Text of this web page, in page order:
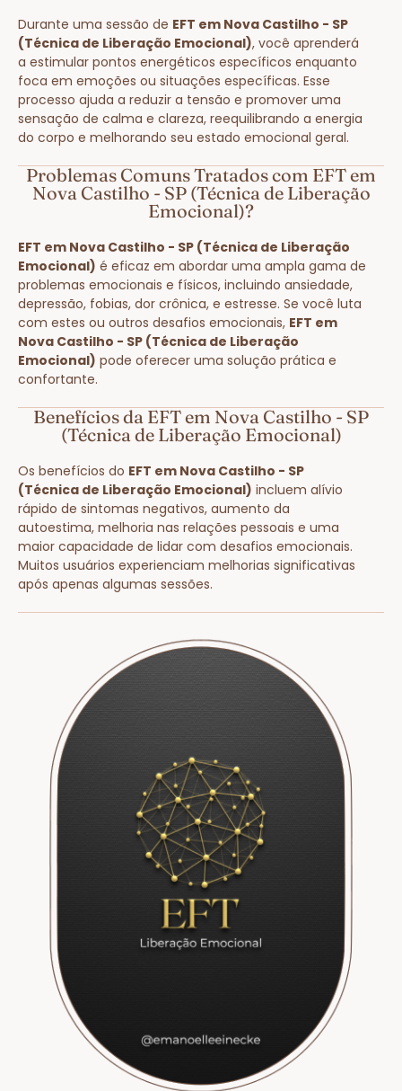
Durante uma sessão de EFT em Nova Castilho - SP
(Técnica de Liberação Emocional), você aprenderá
a estimular pontos energéticos específicos enquanto
foca em emoções ou situações específicas. Esse
processo ajuda a reduzir a tensão e promover uma
sensação de calma e clareza, reequilibrando a energia
do corpo e melhorando seu estado emocional geral.
Problemas Comuns Tratados com EFT em
Nova Castilho - SP (Técnica de Liberação
Emocional)?
EFT em Nova Castilho - SP (Técnica de Liberação
Emocional) é eficaz em abordar uma ampla gama de
problemas emocionais e físicos, incluindo ansiedade,
depressão, fobias, dor crônica, e estresse. Se você luta
com estes ou outros desafios emocionais, EFT em
Nova Castilho - SP (Técnica de Liberação
Emocional) pode oferecer uma solução prática e
confortante.
Benefícios da EFT em Nova Castilho - SP
(Técnica de Liberação Emocional)
Os benefícios do EFT em Nova Castilho - SP
(Técnica de Liberação Emocional) incluem alívio
rápido de sintomas negativos, aumento da
autoestima, melhoria nas relações pessoais e uma
maior capacidade de lidar com desafios emocionais.
Muitos usuários experienciam melhorias significativas
após apenas algumas sessões.